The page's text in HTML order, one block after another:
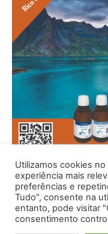
Utilizamos cookies
experiência mais
preferências e
Tudo", consente na
entanto, pode visitar
consentimento